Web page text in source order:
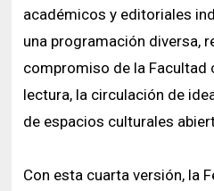
académicos y editoriales
una programación diversa,
compromiso de la Facultad
lectura, la circulación de
de espacios culturales
Con esta cuarta versión, la